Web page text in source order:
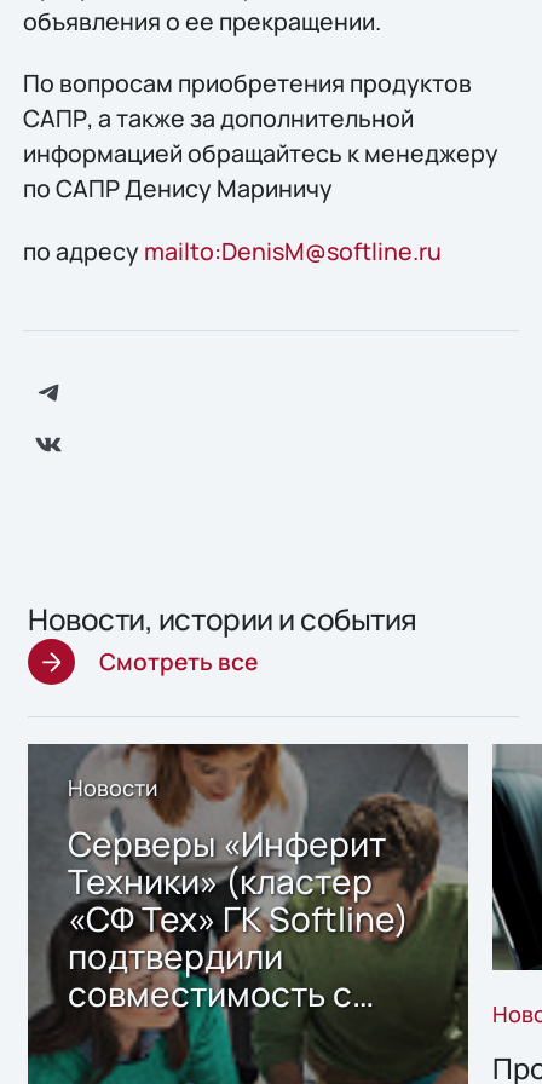
объявления о ее прекращении.
По вопросам приобретения продуктов
САПР, а также за дополнительной
информацией обращайтесь к менеджеру
по САПР Денису Мариничу
по адресу mailto:DenisM@softline.ru
Новости, истории и события
Смотреть все
Новости
Серверы «Инферит
Техники» (кластер
«СФ Тех» ГК Softline)
подтвердили
совместимость с
решением Sharx
Storage 2.x для